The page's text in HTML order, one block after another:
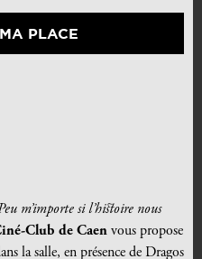
PLACE
m’importe si l’histoire nous
Club de Caen vous propose
la salle, en présence de Dragos